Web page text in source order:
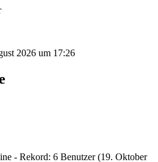
2026 um 17:26
- Rekord: 6 Benutzer (19. Oktober